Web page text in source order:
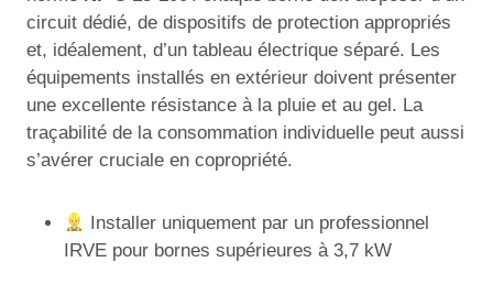
circuit dédié, de dispositifs de protection appropriés
et, idéalement, d’un tableau électrique séparé. Les
équipements installés en extérieur doivent présenter
une excellente résistance à la pluie et au gel. La
traçabilité de la consommation individuelle peut aussi
s’avérer cruciale en copropriété.
Installer uniquement par un professionnel
IRVE pour bornes supérieures à 3,7 kW